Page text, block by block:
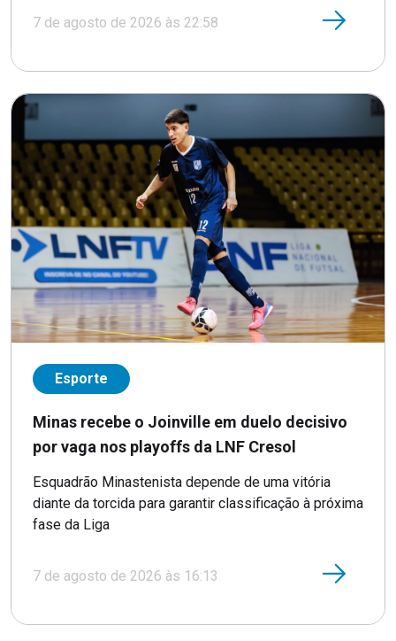
7 de agosto de 2026 às 22:58
Esporte
Minas recebe o Joinville em duelo decisivo
por vaga nos playoffs da LNF Cresol
Esquadrão Minastenista depende de uma vitória
diante da torcida para garantir classificação à próxima
fase da Liga
7 de agosto de 2026 às 16:13